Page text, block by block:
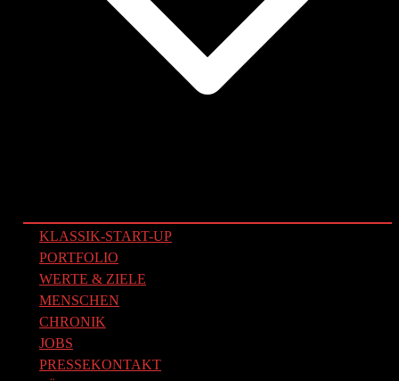
KLASSIK-START-UP
PORTFOLIO
WERTE & ZIELE
MENSCHEN
CHRONIK
JOBS
PRESSEKONTAKT